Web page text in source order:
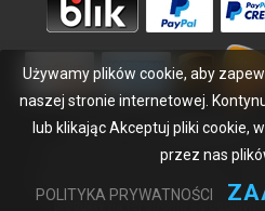
Copyright ©2026 bateriabuy.pl.
Wyznaczone znaki handlowe i
BateriaBuy.pl nie jest powiązany z
produkty na tej stronie są
Używamy plików cookie, aby
naszej stronie internetowej.
lub klikając Akceptuj pliki cookie,
przez nas
POLITYKA PRYWATNOŚCI